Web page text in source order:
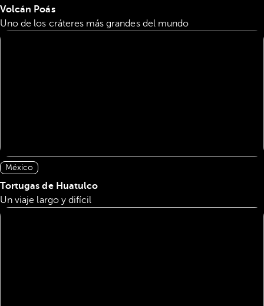
Volcán Poás
Uno de los cráteres más grandes del mundo
México
Tortugas de Huatulco
Un viaje largo y difícil